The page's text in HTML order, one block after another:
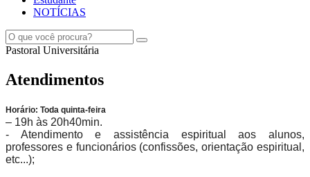
NOTÍCIAS
Pastoral Universitária
Atendimentos
Horário: Toda quinta-feira
– 19h às 20h40min.
- Atendimento e assistência espiritual aos alunos,
professores e funcionários (confissões, orientação espiritual,
etc...);